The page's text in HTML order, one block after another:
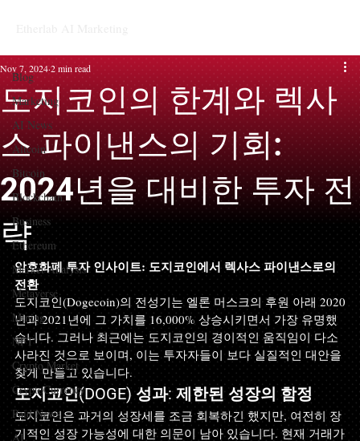
Blog
Marketing
AI News
Altcoin
Bitcoin
Blockchain
Business
Ethereum
Market Analysis
Metaverse
Mining
NFT
Crypto Market
CryptoCurrency
Paid News
AI
도지코인의 한계와 렉사
스 파이낸스의 기회:
2024년을 대비한 투자 전
략
Nov 7, 20242 min read
암호화폐 투자 인사이트: 도지코인에서 렉사스 파이낸스로의
전환
도지코인(Dogecoin)의 전성기는 엘론 머스크의 후원 아래 2020
년과 2021년에 그 가치를 16,000% 상승시키면서 가장 유명했
습니다. 그러나 최근에는 도지코인의 경이적인 움직임이 다소
사라진 것으로 보이며, 이는 투자자들이 보다 실질적인 대안을
찾게 만들고 있습니다.
도지코인(DOGE) 성과: 제한된 성장의 함정
도지코인은 과거의 성장세를 조금 회복하긴 했지만, 여전히 장
기적인 성장 가능성에 대한 의문이 남아 있습니다. 현재 거래가